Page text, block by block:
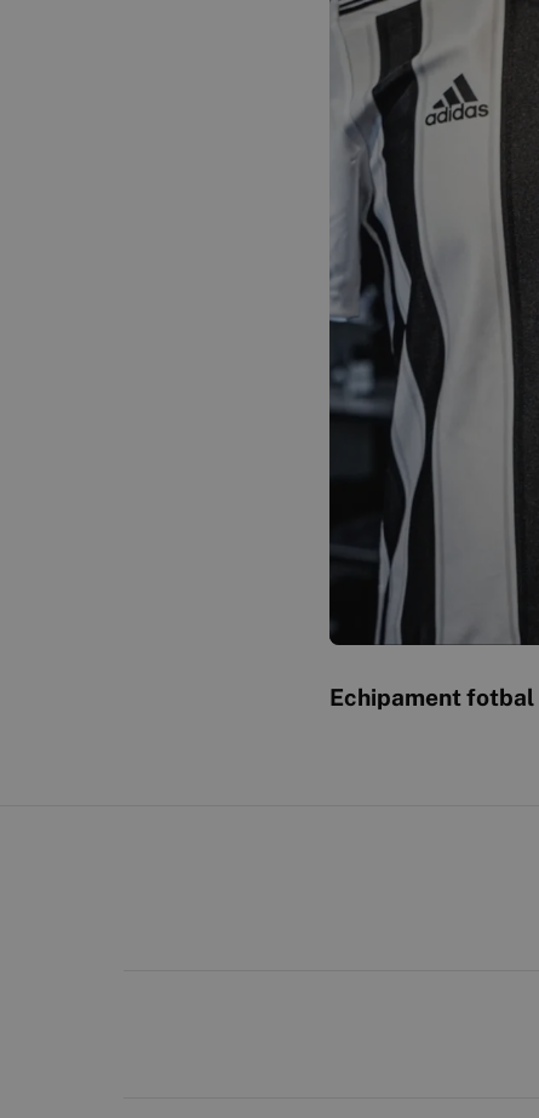
Echipament fotbal